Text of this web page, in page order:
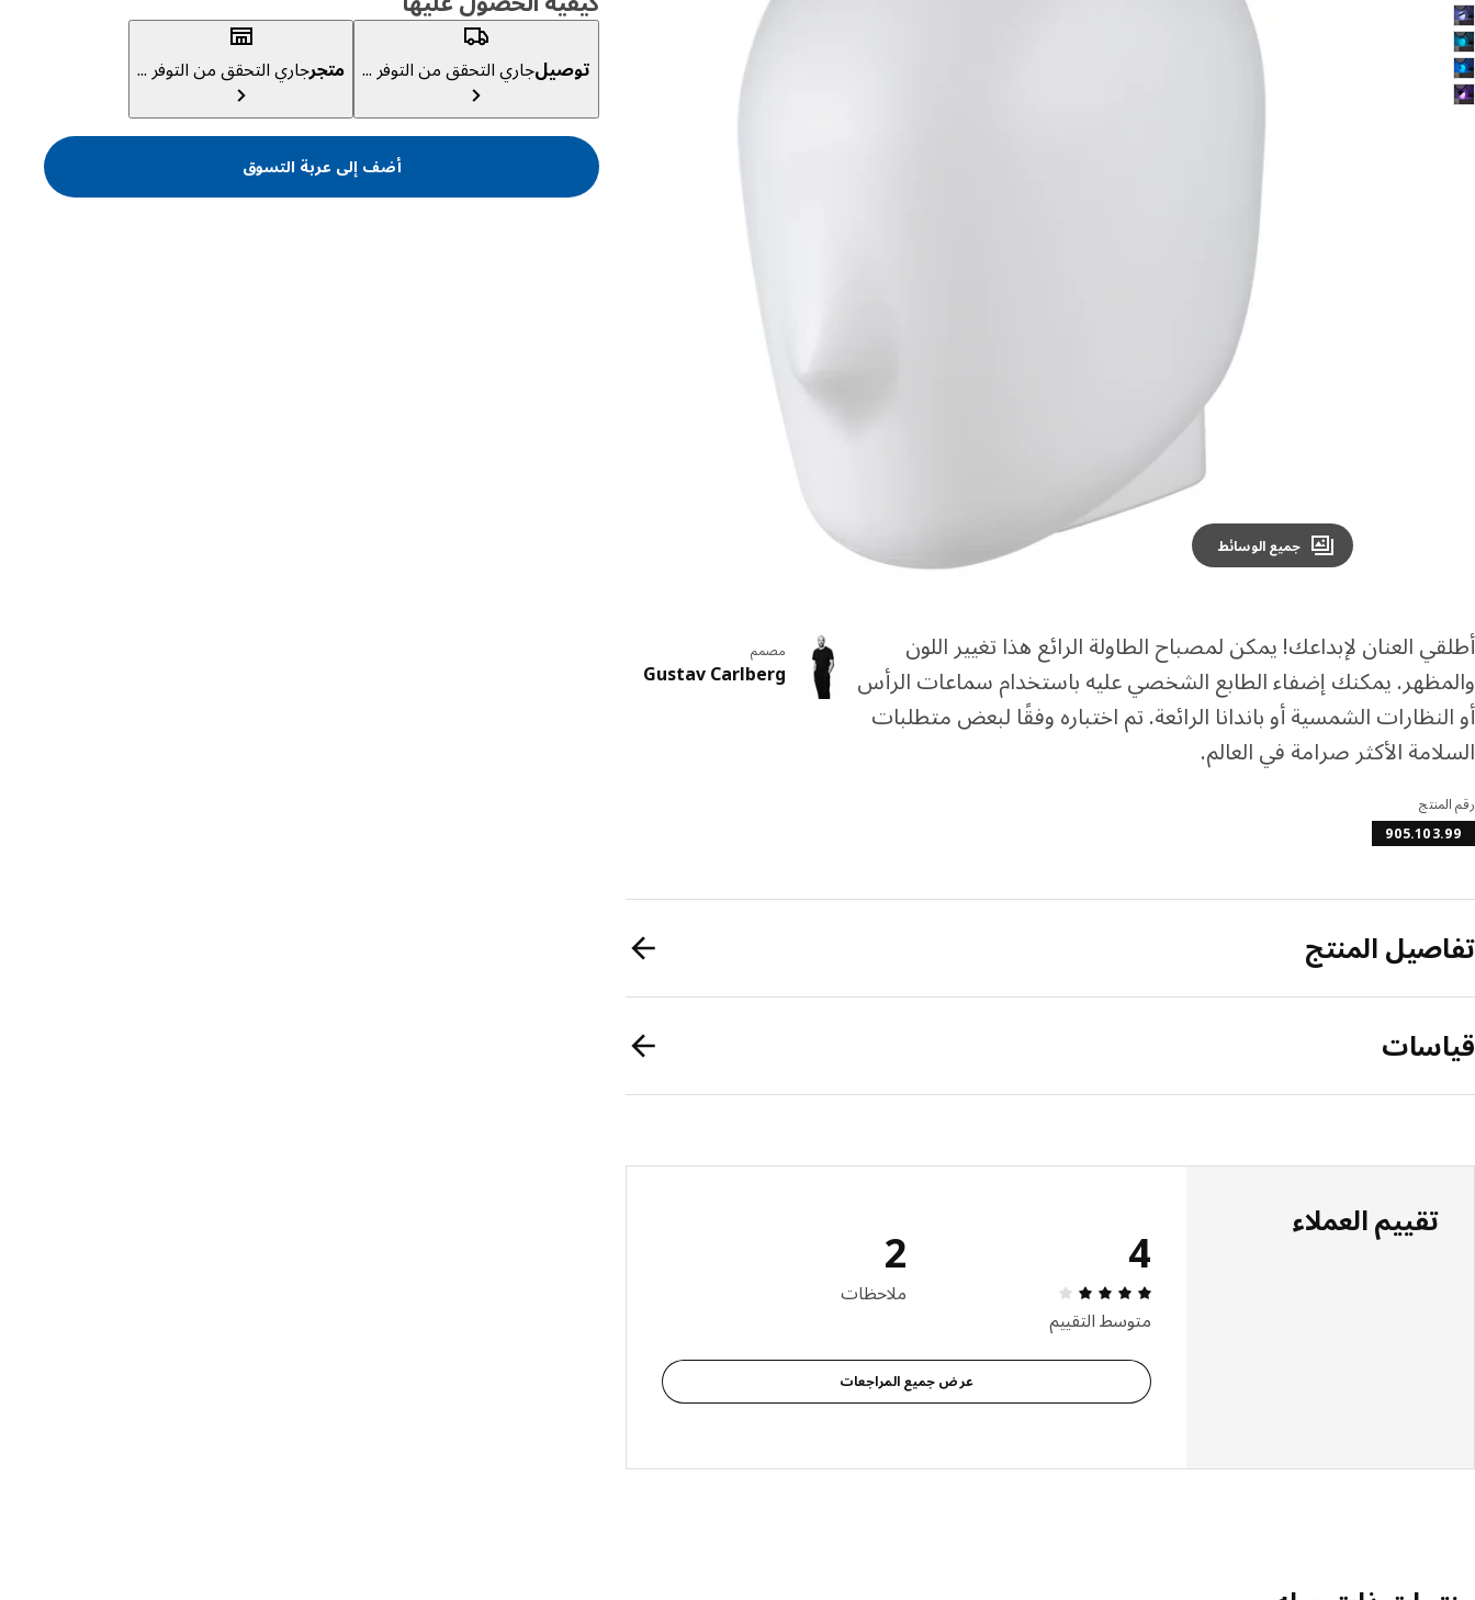
Image zoomed out, normal view
جميع الوسائط
توصيلجاري التحقق من التوفر ... متجرجاري التحقق من التوفر ...
أضف إلى عربة التسوق
أطلقي العنان لإبداعك! يمكن لمصباح الطاولة الرائع هذا تغيير اللون
والمظهر. يمكنك إضفاء الطابع الشخصي عليه باستخدام سماعات الرأس
أو النظارات الشمسية أو باندانا الرائعة. تم اختباره وفقًا لبعض متطلبات
السلامة الأكثر صرامة في العالم.
مصمم
Gustav Carlberg
رقم المنتج
905.103.99
تفاصيل المنتج
قياسات
تقييم العملاء
4
متوسط التقييم
2
ملاحظات
عرض جميع المراجعات